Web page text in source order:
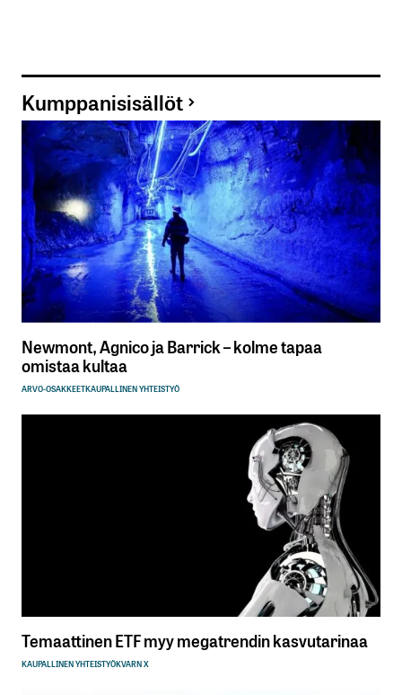
Kumppanisisällöt
Newmont, Agnico ja Barrick – kolme tapaa
omistaa kultaa
ARVO-OSAKKEETKAUPALLINEN YHTEISTYÖ
Temaattinen ETF myy megatrendin kasvutarinaa
KAUPALLINEN YHTEISTYÖKVARN X